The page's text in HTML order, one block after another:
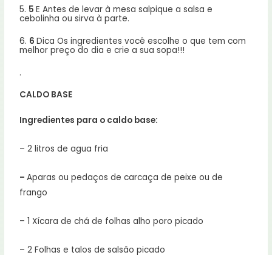
5. 5E Antes de levar à mesa salpique a salsa e
cebolinha ou sirva à parte.
6. 6Dica Os ingredientes você escolhe o que tem com
melhor preço do dia e crie a sua sopa!!!
.
CALDO BASE
Ingredientes para o caldo base:
– 2 litros de agua fria
–Aparas ou pedaços de carcaça de peixe ou de
frango
– 1 Xícara de chá de folhas alho poro picado
– 2 Folhas e talos de salsão picado